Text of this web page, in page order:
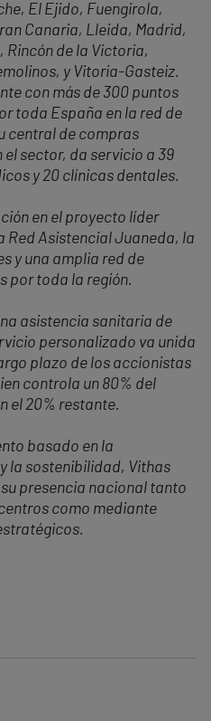
El Ejido, Fuengirola,
Canaria, Lleida, Madrid,
Rincón de la Victoria,
y Vitoria-Gasteiz.
con más de 300 puntos
toda España en la red de
central de compras
sector, da servicio a 39
y 20 clínicas dentales.
en el proyecto líder
Red Asistencial Juaneda, la
y una amplia red de
por toda la región.
asistencia sanitaria de
personalizado va unida
plazo de los accionistas
controla un 80% del
el 20% restante.
basado en la
la sostenibilidad, Vithas
presencia nacional tanto
como mediante